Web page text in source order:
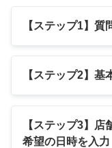
【ステップ1】質
【ステップ2】基
【ステップ3】
希望の日時を入力